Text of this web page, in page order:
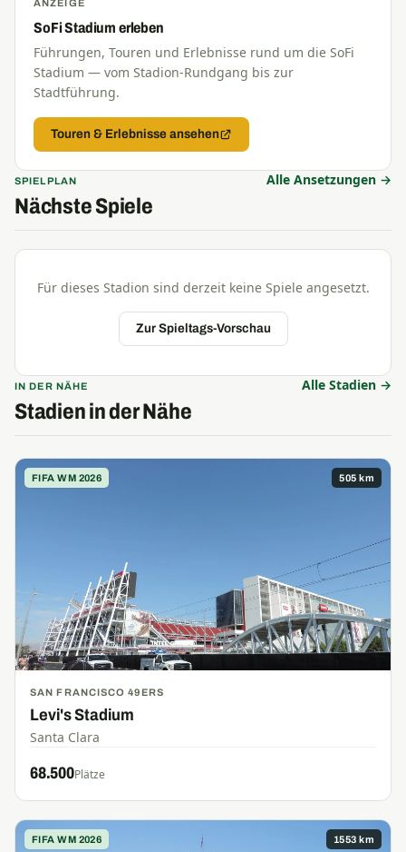
ANZEIGE
SoFi Stadium erleben
Führungen, Touren und Erlebnisse rund um die SoFi
Stadium — vom Stadion-Rundgang bis zur
Stadtführung.
Touren & Erlebnisse ansehen
SPIELPLAN
Nächste Spiele
Alle Ansetzungen →
Für dieses Stadion sind derzeit keine Spiele angesetzt.
Zur Spieltags-Vorschau
IN DER NÄHE
Stadien in der Nähe
Alle Stadien →
FIFA WM 2026 505 km
SAN FRANCISCO 49ERS
Levi's Stadium
Santa Clara
68.500Plätze
FIFA WM 2026 1553 km